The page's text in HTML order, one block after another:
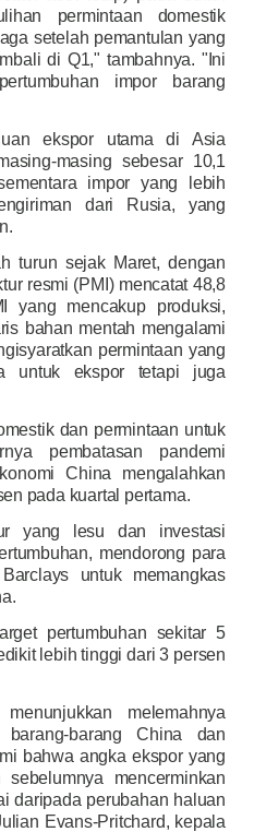
permintaan domestik
setelah pemantulan yang
di Q1," tambahnya. "Ini
impor barang
ekspor utama di Asia
masing sebesar 10,1
impor yang lebih
dari Rusia, yang
turun sejak Maret, dengan
resmi (PMI) mencatat 48,8
yang mencakup produksi,
bahan mentah mengalami
permintaan yang
untuk ekspor tetapi juga
dan permintaan untuk
pembatasan pandemi
China mengalahkan
pada kuartal pertama.
yang lesu dan investasi
mendorong para
untuk memangkas
pertumbuhan sekitar 5
lebih tinggi dari 3 persen
melemahnya
barang China dan
bahwa angka ekspor yang
mencerminkan
daripada perubahan haluan
Evans-Pritchard, kepala